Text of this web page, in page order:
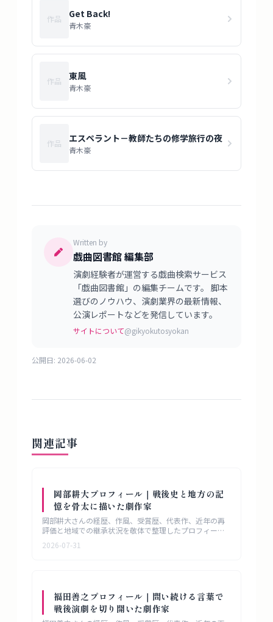
作品 Get Back!
青木豪
作品 東風
青木豪
作品 エスペラント－教師たちの修学旅行の夜
青木豪
Written by
戯曲図書館 編集部
演劇経験者が運営する戯曲検索サービス
「戯曲図書館」の編集チームです。 脚本
選びのノウハウ、演劇業界の最新情報、
公演レポートなどを発信しています。
サイトについて@gikyokutosyokan
公開日: 2026-06-02
関連記事
岡部耕大プロフィール｜戦後史と地方の記
憶を骨太に描いた劇作家
岡部耕大さんの経歴、作風、受賞歴、代表作、近年の再
評価と地域での継承状況を敬体で整理したプロフィール
2026-07-31
福田善之プロフィール｜問い続ける言葉で
戦後演劇を切り開いた劇作家